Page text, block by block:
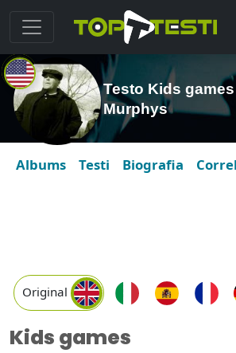
Testo Kids
Murphys
Albums Testi Biografia
Original
Kids games